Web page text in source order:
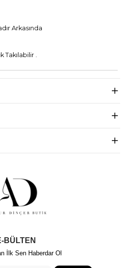
Arkasında
Takılabilir .
BÜLTEN
İlk Sen Haberdar Ol